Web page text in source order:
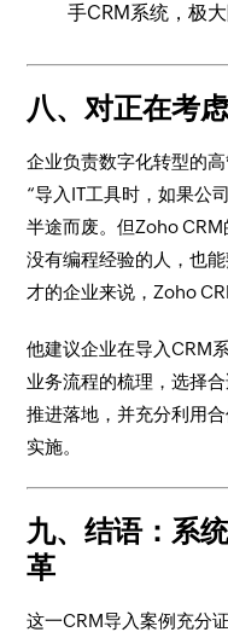
手CRM系统，极
八、对正在考
企业负责数字化转型的高
“导入IT工具时，如果公
半途而废。但Zoho CRM
没有编程经验的人，也
才的企业来说，Zoho
他建议企业在导入CRM
业务流程的梳理，选择
推进落地，并充分利用
实施。
九、结语：系
革
这一CRM导入案例充分